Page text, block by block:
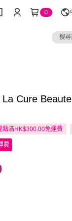
0
La Cure
點滿HK$300.00免運費
費